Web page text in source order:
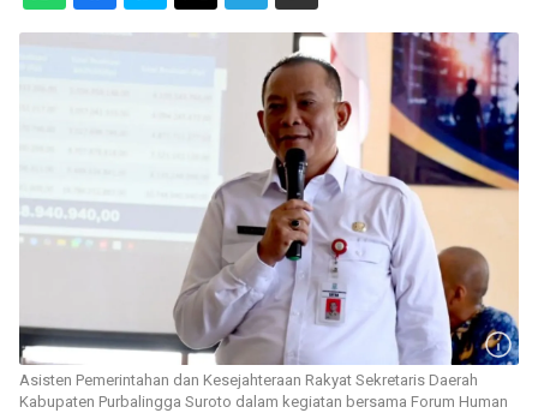
Asisten Pemerintahan dan Kesejahteraan Rakyat Sekretaris Daerah
Kabupaten Purbalingga Suroto dalam kegiatan bersama Forum Human